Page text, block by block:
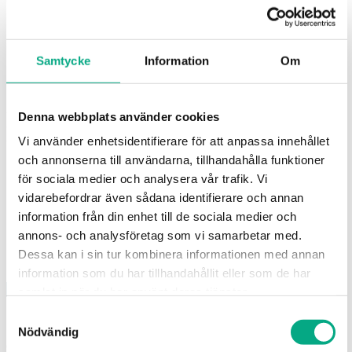
Samtycke Information Om
Denna webbplats använder cookies
Vi använder enhetsidentifierare för att anpassa innehållet
och annonserna till användarna, tillhandahålla funktioner
för sociala medier och analysera vår trafik. Vi
vidarebefordrar även sådana identifierare och annan
information från din enhet till de sociala medier och
annons- och analysföretag som vi samarbetar med.
Dessa kan i sin tur kombinera informationen med annan
information som du har tillhandahållit eller som de har
Nödvändig
Nyheter
Så hanteras
sjukdom under
semestern
Nyheter
Vad gäller för
ledighet kring
röda dagar?
8 maj 2026
Fastigo
Besöks- och postadress:
Stadsgården 12B
Fastigo AB